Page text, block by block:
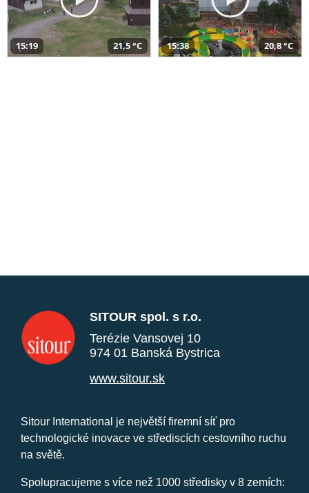
15:19 21,5 °C 15:38 20,8 °C
SITOUR spol. s r.o.
Terézie Vansovej 10
974 01 Banská Bystrica
www.sitour.sk
Sitour International je největší firemní síť pro
technologické inovace ve střediscích cestovního ruchu
na světě.
Spolupracujeme s více než 1000 středisky v 8 zemích: